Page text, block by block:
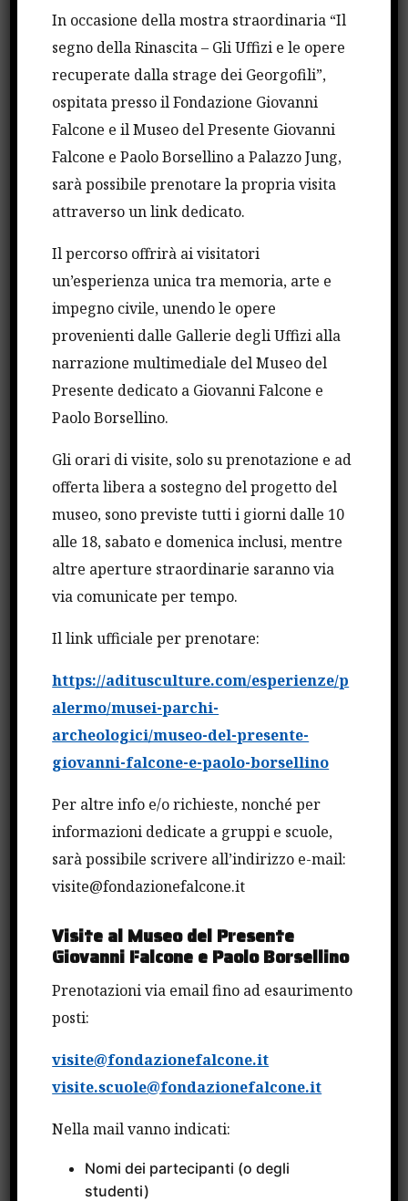
delle cerimonie di commemorazione delle stragi di
capaci e Via D’Amelio,organizzate il 23 maggio a
Palermo, dal Ministro dell’Istruzione,
dell’Università e della Ricerca Marco Bussetti, dal
rappresentante della Conferenza dei Rettori delle
Università Italiane (Crui) Fabrizio Micari, dalla
presidente della Fondazione Falcone Maria
Falcone, e dal rappresentante del Consiglio
Nazionale degli Studenti Universitari (Cnsu)
Gabriele Monterosso.
Il Miur si impegna ad assicurare la continuità
presso le istituzioni accademiche delle azioni già
realizzate nel settore scolastico in materia di
educazione alla legalità, sia a livello nazionale sia
nell’ambito di azioni analoghe a livello europeo ed
impegna, inoltre, a diffondere la cultura della
legalità nelle università.
La Crui supporterà, anche attraverso la Fondazione
CRUI, le attività di formazione e sensibilizzazione,
con il coinvolgimento anche delle istituzioni
dell’Alta formazione artistica, musicale e coreutica.
La Fondazione Falcone metterà a disposizione
realizzazione di iniziative e attività rivolte al
mondo accademico sui temi della cultura della
legalità e della memoria.
Il Protocollo, che ha durata triennale, prevede la
sull’attuazione del documento, sulla sua corretta
applicazione con attività di programmazione e
monitoraggio. Università per la Legalità –
Cerca
In occasione della mostra straordinaria “Il
segno della Rinascita – Gli Uffizi e le opere
recuperate dalla strage dei Georgofili”,
ospitata presso il Fondazione Giovanni
Falcone e il Museo del Presente Giovanni
Falcone e Paolo Borsellino a Palazzo Jung,
sarà possibile prenotare la propria visita
attraverso un link dedicato.
Il percorso offrirà ai visitatori
un’esperienza unica tra memoria, arte e
impegno civile, unendo le opere
provenienti dalle Gallerie degli Uffizi alla
narrazione multimediale del Museo del
Presente dedicato a Giovanni Falcone e
Paolo Borsellino.
Gli orari di visite, solo su prenotazione e ad
offerta libera a sostegno del progetto del
museo, sono previste tutti i giorni dalle 10
alle 18, sabato e domenica inclusi, mentre
altre aperture straordinarie saranno via
via comunicate per tempo.
Il link ufficiale per prenotare:
https://aditusculture.com/esperienze/p
alermo/musei-parchi-
archeologici/museo-del-presente-
giovanni-falcone-e-paolo-borsellino
Per altre info e/o richieste, nonché per
informazioni dedicate a gruppi e scuole,
sarà possibile scrivere all’indirizzo e-mail:
visite@fondazionefalcone.it
Visite al Museo del Presente
Giovanni Falcone e Paolo Borsellino
Prenotazioni via email fino ad esaurimento
posti:
visite@fondazionefalcone.it
visite.scuole@fondazionefalcone.it
Nella mail vanno indicati:
Nomi dei partecipanti (o degli
studenti)